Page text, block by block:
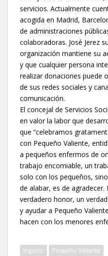
servicios. Actualmente
acogida en Madrid,
de administraciones
colaboradoras. José Jerez
organización mantiene su
y que cualquier persona
realizar donaciones puede
de sus redes sociales y
comunicación.
El concejal de Servicios
en valor la labor que
que “celebramos
con Pequeño Valiente,
a pequeños enfermos de
trabajo encomiable, un
solo con los pequeños,
de alabar, es de
verdadero honor, un
y ayudar a Pequeño
hacen con los menores
Ingenio Pequeño Valiente